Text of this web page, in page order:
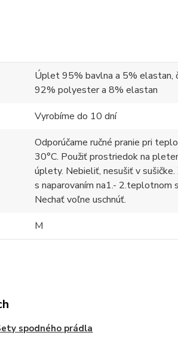
Úplet 95% bavlna a 5% elastan,
92% polyester a 8% elastan
Vyrobíme do 10 dní
Odporúčame ručné pranie pri
30°C. Použiť prostriedok na
úplety. Nebieliť, nesušiť v sušičke.
s naparovaním na1.- 2.teplotnom
Nechať voľne uschnúť.
M
spodného prádla